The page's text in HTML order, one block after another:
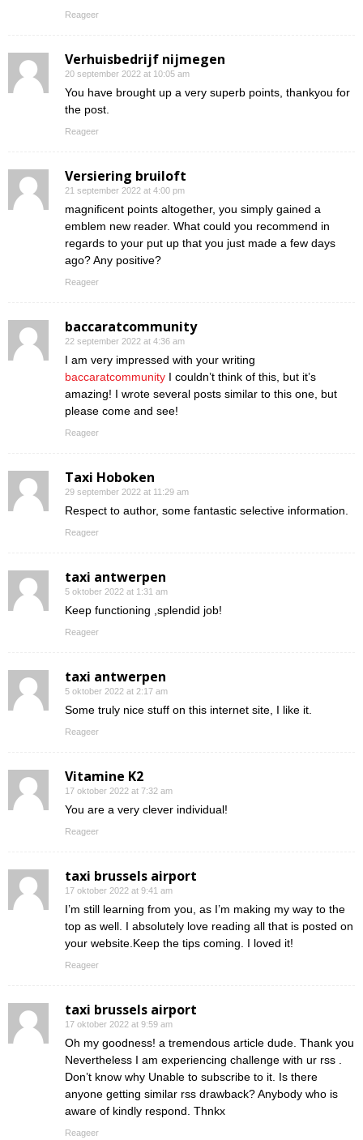
Reageer
Verhuisbedrijf nijmegen
20 september 2022 at 10:05 am
You have brought up a very superb points, thankyou for
the post.
Reageer
Versiering bruiloft
21 september 2022 at 4:00 pm
magnificent points altogether, you simply gained a
emblem new reader. What could you recommend in
regards to your put up that you just made a few days
ago? Any positive?
Reageer
baccaratcommunity
22 september 2022 at 4:36 am
I am very impressed with your writing
baccaratcommunity I couldn’t think of this, but it’s
amazing! I wrote several posts similar to this one, but
please come and see!
Reageer
Taxi Hoboken
29 september 2022 at 11:29 am
Respect to author, some fantastic selective information.
Reageer
taxi antwerpen
5 oktober 2022 at 1:31 am
Keep functioning ,splendid job!
Reageer
taxi antwerpen
5 oktober 2022 at 2:17 am
Some truly nice stuff on this internet site, I like it.
Reageer
Vitamine K2
17 oktober 2022 at 7:32 am
You are a very clever individual!
Reageer
taxi brussels airport
17 oktober 2022 at 9:41 am
I’m still learning from you, as I’m making my way to the
top as well. I absolutely love reading all that is posted on
your website.Keep the tips coming. I loved it!
Reageer
taxi brussels airport
17 oktober 2022 at 9:59 am
Oh my goodness! a tremendous article dude. Thank you
Nevertheless I am experiencing challenge with ur rss .
Don’t know why Unable to subscribe to it. Is there
anyone getting similar rss drawback? Anybody who is
aware of kindly respond. Thnkx
Reageer